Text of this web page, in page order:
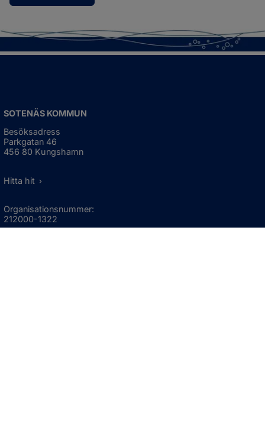
SOTENÄS KOMMUN
Besöksadress
Parkgatan 46
456 80 Kungshamn
Hitta hit
Organisationsnummer:
212000-1322